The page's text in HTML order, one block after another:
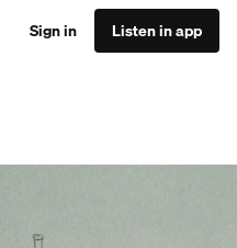
Sign in Listen in app